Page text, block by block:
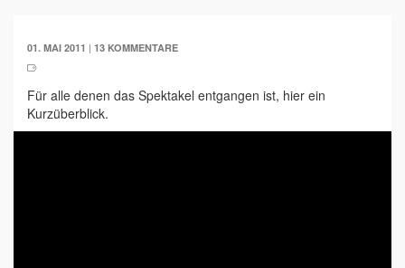
01. MAI 2011 | 13 KOMMENTARE
Für alle denen das Spektakel entgangen ist, hier ein
Kurzüberblick.